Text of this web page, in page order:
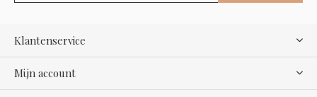
Klantenservice
Mijn account